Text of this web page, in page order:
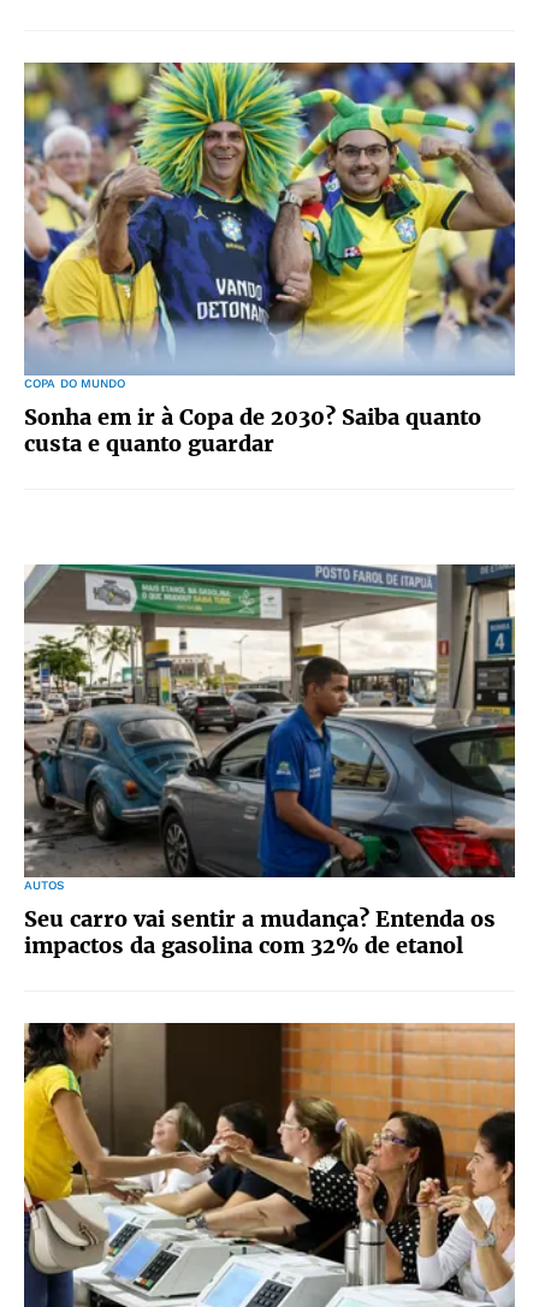
COPA DO MUNDO
Sonha em ir à Copa de 2030? Saiba quanto
custa e quanto guardar
AUTOS
Seu carro vai sentir a mudança? Entenda os
impactos da gasolina com 32% de etanol